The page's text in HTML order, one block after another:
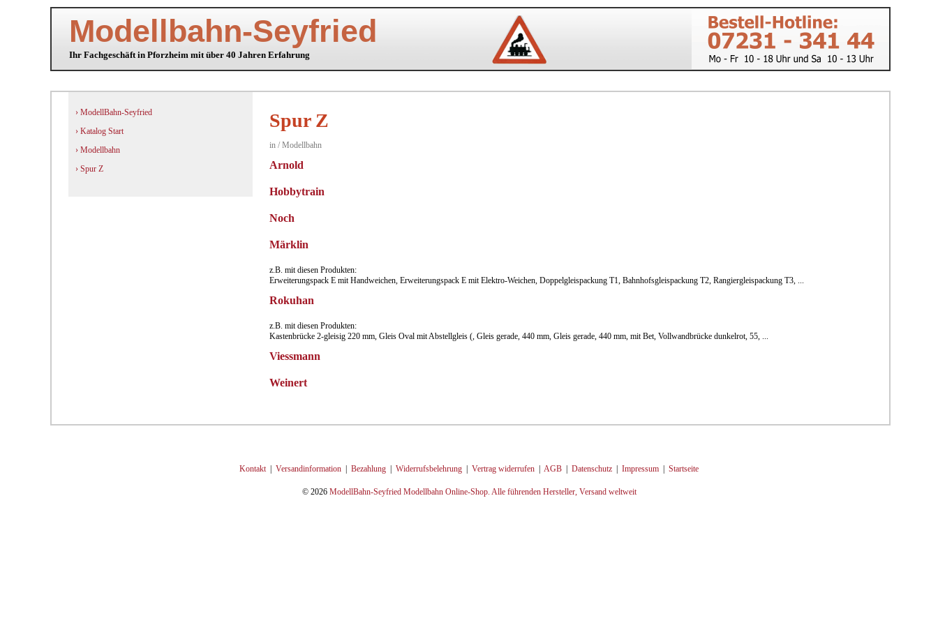
› ModellBahn-Seyfried
› Katalog Start
› Modellbahn
› Spur Z
Spur Z
in / Modellbahn
Arnold
Hobbytrain
Noch
Märklin
z.B. mit diesen Produkten:
Erweiterungspack E mit Handweichen, Erweiterungspack E mit Elektro-Weichen, Doppelgleispackung T1, Bahnhofsgleispackung T2, Rangiergleispackung T3, ...
Rokuhan
z.B. mit diesen Produkten:
Kastenbrücke 2-gleisig 220 mm, Gleis Oval mit Abstellgleis (, Gleis gerade, 440 mm, Gleis gerade, 440 mm, mit Bet, Vollwandbrücke dunkelrot, 55, ...
Viessmann
Weinert
Modellbahn-Seyfried
Ihr Fachgeschäft in Pforzheim mit über 40 Jahren Erfahrung
Kontakt| Versandinformation Bezahlung Widerrufsbelehrung Vertrag widerrufen AGB Datenschutz Impressum Startseite
© 2026 ModellBahn-Seyfried Modellbahn Online-Shop. Alle führenden Hersteller, Versand weltweit